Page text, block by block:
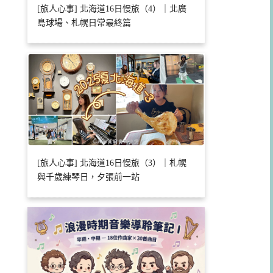
[旅人心事] 北海道16日慢旅（4）｜北廣
島球場、札幌日常最終篇
[旅人心事] 北海道16日慢旅（3）｜札幌
與千歲練琴日，夕張前一站